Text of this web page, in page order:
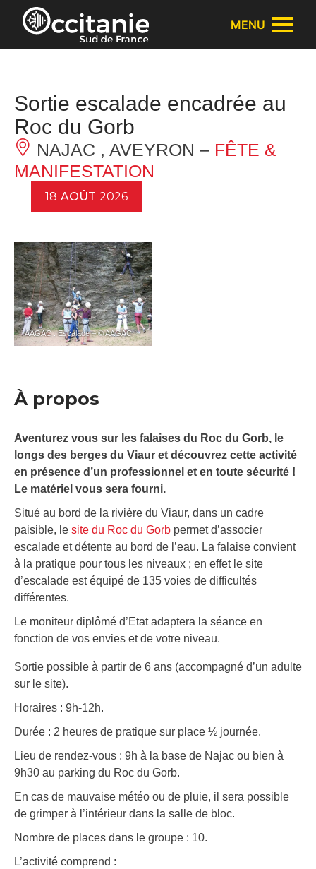
Panneau de gestion des cookies
MENU
Sortie escalade encadrée au
Roc du Gorb
NAJAC , AVEYRON – FÊTE &
MANIFESTATION
18 AOÛT 2026
AAGAC : Escalade – © AAGAC
À propos
Aventurez vous sur les falaises du Roc du Gorb, le
longs des berges du Viaur et découvrez cette activité
en présence d’un professionnel et en toute sécurité !
Le matériel vous sera fourni.
Situé au bord de la rivière du Viaur, dans un cadre
paisible, le site du Roc du Gorb permet d’associer
escalade et détente au bord de l’eau. La falaise convient
à la pratique pour tous les niveaux ; en effet le site
d’escalade est équipé de 135 voies de difficultés
différentes.
Le moniteur diplômé d’Etat adaptera la séance en
fonction de vos envies et de votre niveau.
Sortie possible à partir de 6 ans (accompagné d’un adulte
sur le site).
Horaires : 9h-12h.
Durée : 2 heures de pratique sur place ½ journée.
Lieu de rendez-vous : 9h à la base de Najac ou bien à
9h30 au parking du Roc du Gorb.
En cas de mauvaise météo ou de pluie, il sera possible
de grimper à l’intérieur dans la salle de bloc.
Nombre de places dans le groupe : 10.
L’activité comprend :